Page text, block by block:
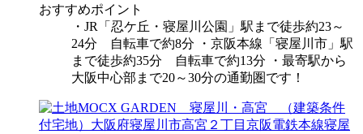
おすすめポイント
・JR「忍ケ丘・寝屋川公園」駅まで徒歩約23～
24分 自転車で約8分 ・京阪本線「寝屋川市」駅
まで徒歩約35分 自転車で約13分 ・最寄駅から
大阪中心部まで20～30分の通勤圏です！